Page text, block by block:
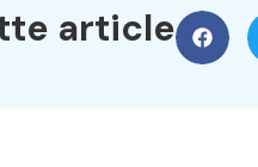
article